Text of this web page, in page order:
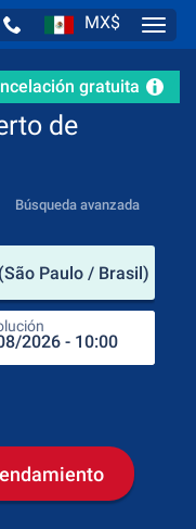
MX$
gratuita
de
Búsqueda avanzada
Paulo / Brasil)